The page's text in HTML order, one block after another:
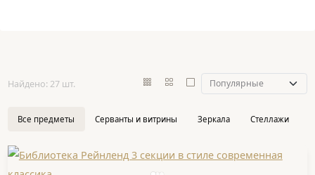
Найдено: 27 шт.
Все предметы Серванты и витрины Зеркала Стеллажи